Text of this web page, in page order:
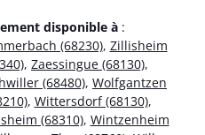
disponible à :
(68230), Zillisheim
, Zaessingue (68130),
(68480), Wolfgantzen
, Wittersdorf (68130),
(68310), Wintzenheim